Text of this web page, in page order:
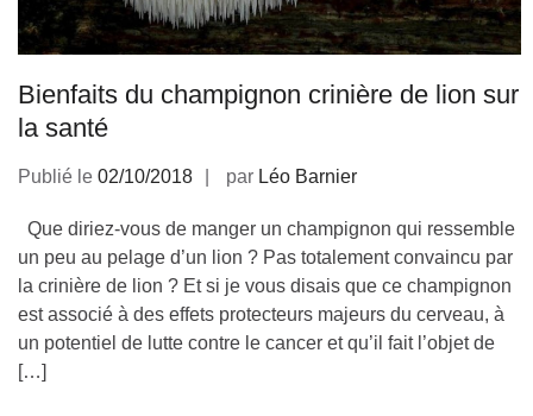
Bienfaits du champignon crinière de lion sur
la santé
Publié le 02/10/2018 par Léo Barnier
Que diriez-vous de manger un champignon qui ressemble
un peu au pelage d’un lion ? Pas totalement convaincu par
la crinière de lion ? Et si je vous disais que ce champignon
est associé à des effets protecteurs majeurs du cerveau, à
un potentiel de lutte contre le cancer et qu’il fait l’objet de
[…]